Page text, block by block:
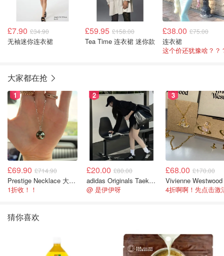
£7.90 £34.90
无袖迷你连衣裙
£59.95 £158.00
Tea Time 连衣裙 迷你款
£38.00 £75.00
连衣裙
这个价还犹豫啥？？
大家都在抢
1
£69.90 £714.90
Prestige Necklace 大溪地珍珠项链 10-11mm
1折收！！
2
£20.00 £80.00
adidas Originals Taekwondo 女款黑色运动鞋
@ 是伊伊呀
3
£68.00 £170.00
猜你喜欢